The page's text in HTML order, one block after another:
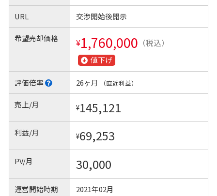
URL 交渉開始後開示
希望売却価格 ¥1,760,000 （税込）
値下げ
評価倍率 26ヶ月 （直近利益）
売上/月 ¥145,121
利益/月 ¥69,253
PV/月 30,000
運営開始時期 2021年02月